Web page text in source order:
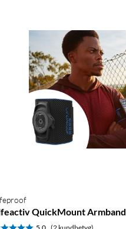
QuickMount Armband